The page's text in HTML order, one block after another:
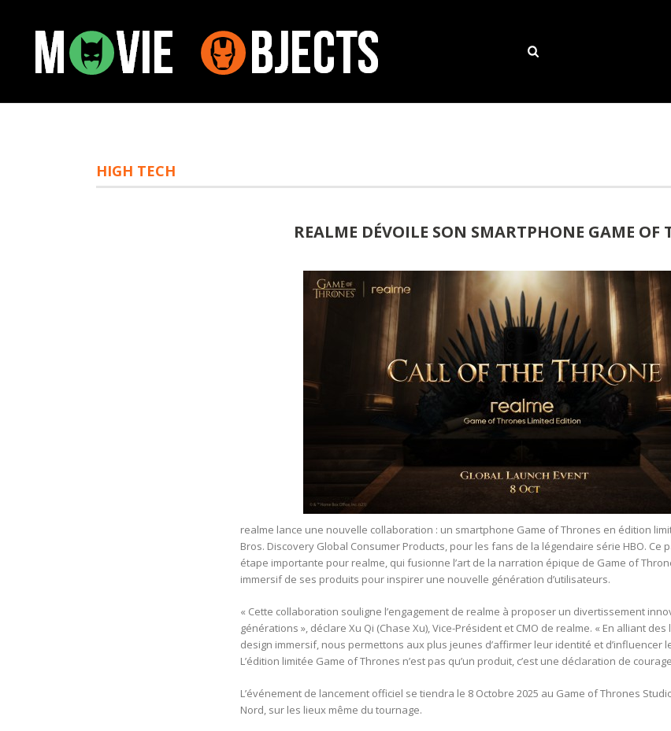
HIGH TECH
REALME DÉVOILE SON SMARTPHONE GAME OF
realme lance une nouvelle collaboration : un smartphone Game of Thrones en édition
Bros. Discovery Global Consumer Products, pour les fans de la légendaire série HBO. Ce
étape importante pour realme, qui fusionne l’art de la narration épique de Game of
immersif de ses produits pour inspirer une nouvelle génération d’utilisateurs.
« Cette collaboration souligne l’engagement de realme à proposer un divertissement
générations », déclare Xu Qi (Chase Xu), Vice-Président et CMO de realme. « En alliant
design immersif, nous permettons aux plus jeunes d’affirmer leur identité et d’influencer
L’édition limitée Game of Thrones n’est pas qu’un produit, c’est une déclaration de
L’événement de lancement officiel se tiendra le 8 Octobre 2025 au Game of Thrones
Nord, sur les lieux même du tournage.